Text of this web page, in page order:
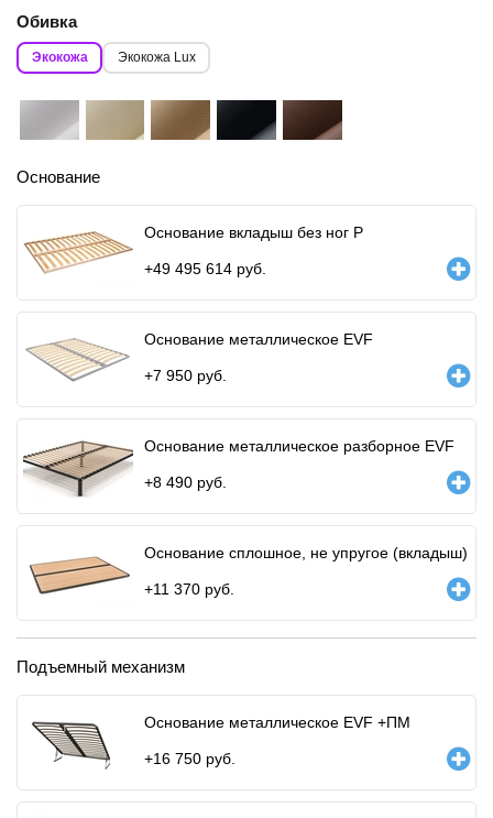
Обивка
Экокожа Экокожа Lux
Основание
Основание вкладыш без ног P
+49 495 614 руб.
Основание металлическое EVF
+7 950 руб.
Основание металлическое разборное EVF
+8 490 руб.
Основание сплошное, не упругое (вкладыш)
+11 370 руб.
Подъемный механизм
Основание металлическое EVF +ПМ
+16 750 руб.